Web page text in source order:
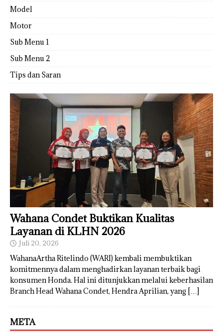
Model
Motor
Sub Menu 1
Sub Menu 2
Tips dan Saran
Wahana Condet Buktikan Kualitas
Layanan di KLHN 2026
Juli 20, 2026
WahanaArtha Ritelindo (WARI) kembali membuktikan
komitmennya dalam menghadirkan layanan terbaik bagi
konsumen Honda. Hal ini ditunjukkan melalui keberhasilan
Branch Head Wahana Condet, Hendra Aprilian, yang […]
META